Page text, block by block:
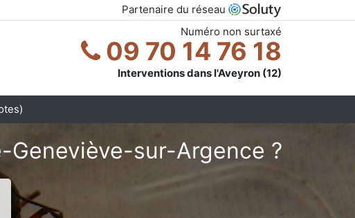
Partenaire du réseau
Numéro non surtaxé
09 70 14 76 18
Interventions dans l'Aveyron (12)
Geneviève-sur-Argence ?